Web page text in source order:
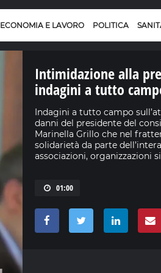
ECONOMIA E LAVORO POLITICA
Intimidazione alla
indagini a tutto
Indagini a tutto campo
danni del presidente del
Marinella Grillo che nel
solidarietà da parte
associazioni, organizzazioni
01:00